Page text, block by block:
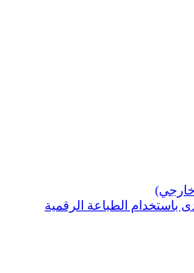
باستخدام الطباعة الرقمية